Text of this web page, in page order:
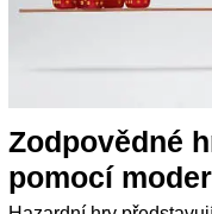
Zodpovědné
pomocí